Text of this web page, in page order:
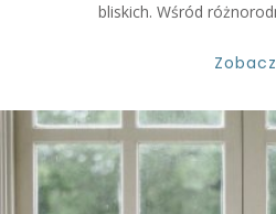
bliskich. Wśród
Zobacz